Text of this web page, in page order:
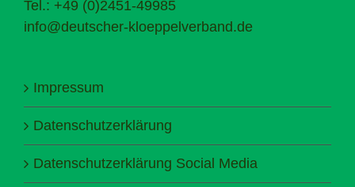
Tel.: +49 (0)2451-49985
info@deutscher-kloeppelverband.de
Impressum
Datenschutzerklärung
Datenschutzerklärung Social Media